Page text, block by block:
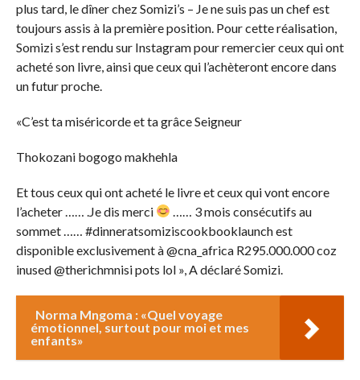
plus tard, le dîner chez Somizi’s – Je ne suis pas un chef est
toujours assis à la première position. Pour cette réalisation,
Somizi s’est rendu sur Instagram pour remercier ceux qui ont
acheté son livre, ainsi que ceux qui l’achèteront encore dans
un futur proche.
«C’est ta miséricorde et ta grâce Seigneur
Thokozani bogogo makhehla
Et tous ceux qui ont acheté le livre et ceux qui vont encore
l’acheter …… .Je dis merci
…… 3 mois consécutifs au
sommet …… #dinneratsomiziscookbooklaunch est
disponible exclusivement à @cna_africa R295.000.000 coz
inused @therichmnisi pots lol », A déclaré Somizi.
Norma Mngoma : «Quel voyage
émotionnel, surtout pour moi et mes
enfants»